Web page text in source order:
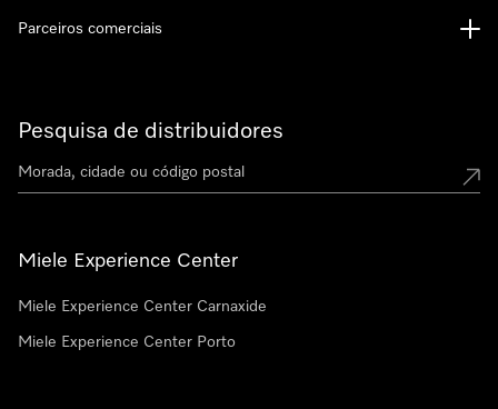
Pesquisa de distribuidores
Miele Experience Center
Miele Experience Center Carnaxide
Miele Experience Center Porto
Parceiros comerciais